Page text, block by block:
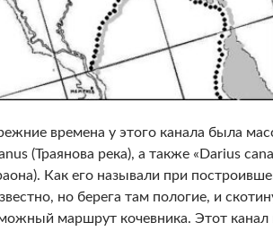
времена у этого канала была
(Траянова река), а также «Darius
Как его называли при
но берега там пологие, и
маршрут кочевника. Этот канал